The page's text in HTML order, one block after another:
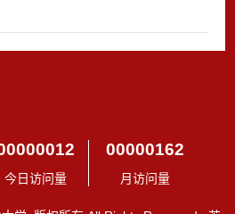
今日访问量
00000162
月访问量